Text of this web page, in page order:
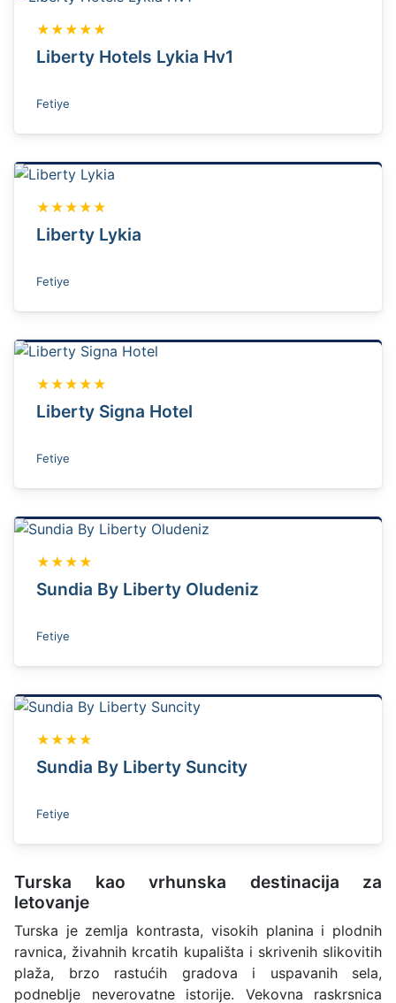
★★★★★
Liberty Hotels Lykia Hv1
Fetiye
★★★★★
Liberty Lykia
Fetiye
★★★★★
Liberty Signa Hotel
Fetiye
★★★★
Sundia By Liberty Oludeniz
Fetiye
★★★★
Sundia By Liberty Suncity
Fetiye
Turska kao vrhunska destinacija za
letovanje
Turska je zemlja kontrasta, visokih planina i plodnih
ravnica, živahnih krcatih kupališta i skrivenih slikovitih
plaža, brzo rastućih gradova i uspavanih sela,
podneblje neverovatne istorije. Vekovna raskrsnica